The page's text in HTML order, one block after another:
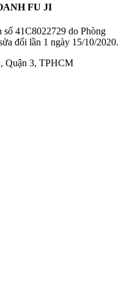
FU JI
41C8022729 do Phòng
đổi lần 1 ngày 15/10/2020.
Quận 3, TPHCM